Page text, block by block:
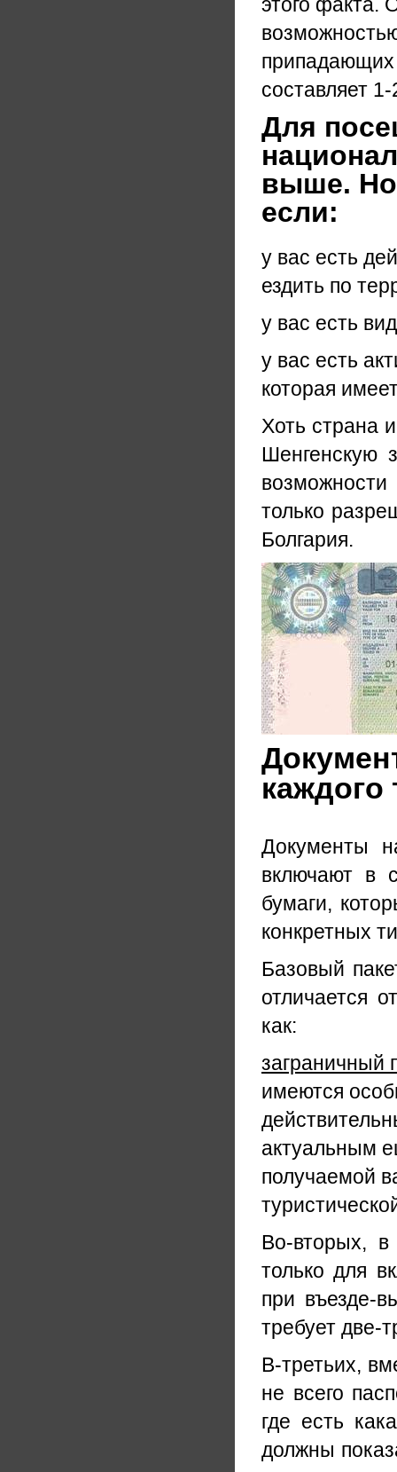
припадающих
составляет 1-
Для
выше.
если:
у вас есть
ездить по
у вас есть
у вас есть
которая
Хоть страна
Шенгенскую
только
Болгария.
каждого
Документы
включают в
бумаги,
конкретных
Базовый
отличается
как:
заграничный
имеются
актуальным
получаемой
Во-вторых,
только для
при въезде-
требует две-
В-третьих,
не всего
где есть
должны